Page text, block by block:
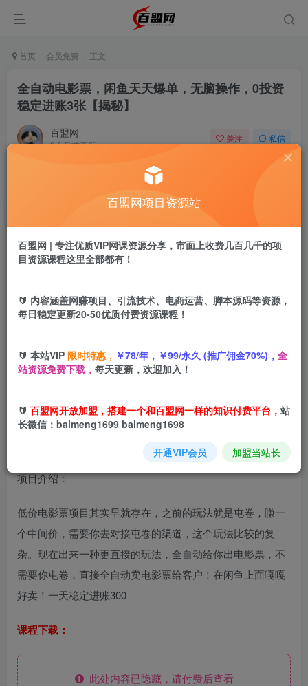
首页 会员免费 正文
全自动电影票，闲鱼天天爆单，无脑操作，0投资
稳定进账3张【揭秘】
百盟网
9个月前更新
关注 私信
盟币9.9
立即购买
全自动电影票，闲鱼天天爆单，无脑操作，0投资稳定进账3
项目介绍：
低价电影票项目其实早就存在，之前的玩法就是屯卷，賺一
个中间价，需要你去对接屯卷的渠道，这个玩法比较的复
杂。现在出来一种更直接的玩法，全自动给你出电影票，不
需要你屯卷，直接全自动卖电影票给客户！在闲鱼上面嘎嘎
好卖！一天稳定进账300
课程下载：
此处内容已隐藏，请付费后查看
百盟网项目资源站
百盟网 | 专注优质VIP网课资源分享，市面上收费几百几千的项
目资源课程这里全部都有！
🔰 内容涵盖网赚项目、引流技术、电商运营、脚本源码等资源，
每日稳定更新20-50优质付费资源课程！
🔰 本站VIP 限时特惠， ￥78/年，￥99/永久 (推广佣金70%)， 全
站资源免费下载， 每天更新，欢迎加入！
🔰 百盟网开放加盟，搭建一个和百盟网一样的知识付费平台， 站
长微信：baimeng1699 baimeng1698
开通VIP会员 加盟当站长